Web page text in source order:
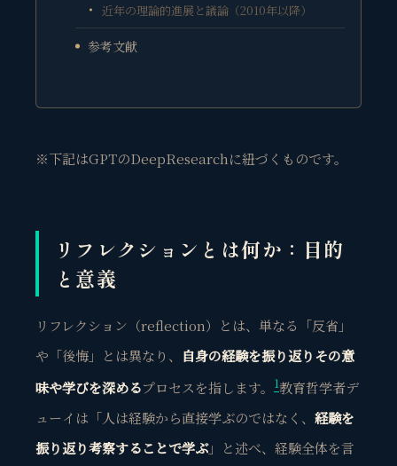
近年の理論的進展と議論（2010年以降）
参考文献
※下記はGPTのDeepResearchに紐づくものです。
リフレクションとは何か：目的
と意義
リフレクション（reflection）とは、単なる「反省」
や「後悔」とは異なり、 自身の経験を振り返りその意
味や学びを深めるプロセスを指します。 1教育哲学者デ
ューイは「人は経験から直接学ぶのではなく、 経験を
振り返り考察することで学ぶ」
と述べ、経験全体を言